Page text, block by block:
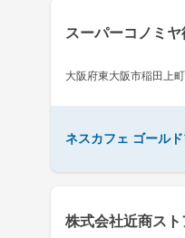
スーパーコノミ
大阪府東大阪市稲田上
ネスカフェ ゴール
株式会社近商ス